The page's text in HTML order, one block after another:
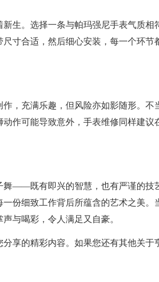
。选择一条与帕玛强尼手表气质相
寸合适，然后细心安装，每一个环
充满乐趣，但风险亦如影随形。不
作可能导致意外，手表维修同样建
——既有即兴的智慧，也有严谨的技
份细致工作背后所蕴含的艺术之美。
与喝彩，令人满足又自豪。
分享的精彩内容。如果您还有其他关